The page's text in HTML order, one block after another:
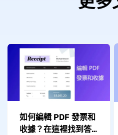
如何編輯 PDF 發票和
收據？在這裡找到答